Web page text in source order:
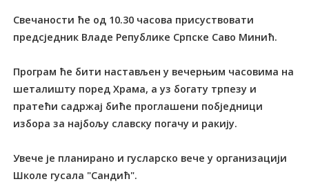
Свечаности ће од 10.30 часова присуствовати
предсједник Владе Републике Српске Саво Минић.
Програм ће бити настављен у вечерњим часовима на
шеталишту поред Храма, а уз богату трпезу и
пратећи садржај биће проглашени побједници
избора за најбољу славску погачу и ракију.
Увече је планирано и гусларско вече у организацији
Школе гусала "Сандић".